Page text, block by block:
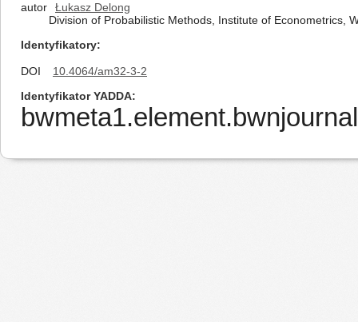
autor
Łukasz Delong
Division of Probabilistic Methods, Institute of Econometrics,
Identyfikatory
DOI
10.4064/am32-3-2
Identyfikator YADDA